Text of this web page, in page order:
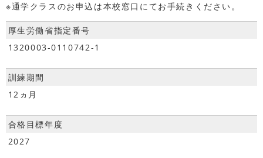
※通学クラスのお申込は本校窓口にてお手続きください。
厚生労働省指定番号
1320003-0110742-1
訓練期間
12ヵ月
合格目標年度
2027